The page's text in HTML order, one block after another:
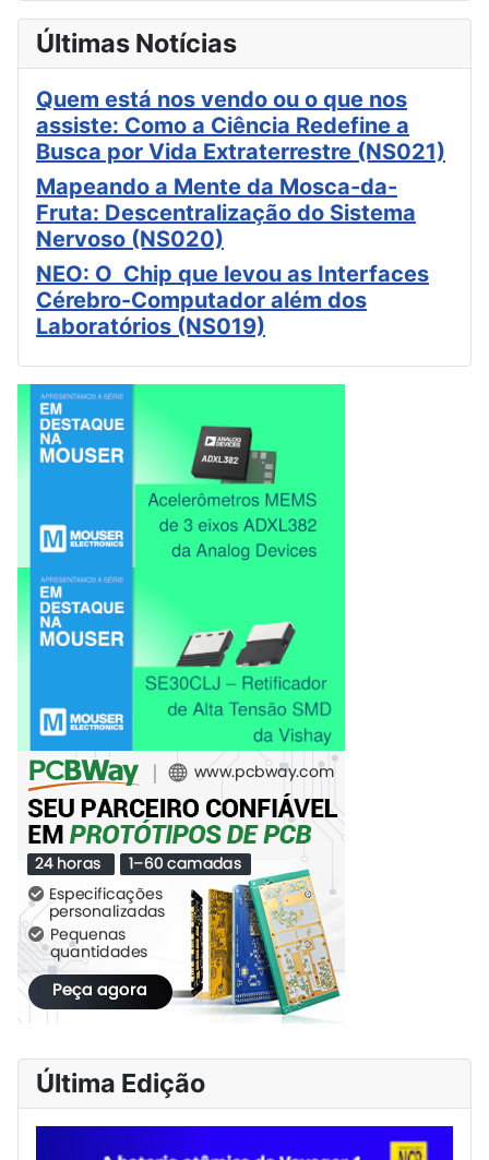
Últimas Notícias
Quem está nos vendo ou o que nos
assiste: Como a Ciência Redefine a
Busca por Vida Extraterrestre (NS021)
Mapeando a Mente da Mosca-da-
Fruta: Descentralização do Sistema
Nervoso (NS020)
NEO: O Chip que levou as Interfaces
Cérebro-Computador além dos
Laboratórios (NS019)
Última Edição